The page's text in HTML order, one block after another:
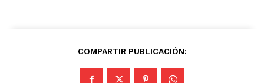
COMPARTIR PUBLICACIÓN: